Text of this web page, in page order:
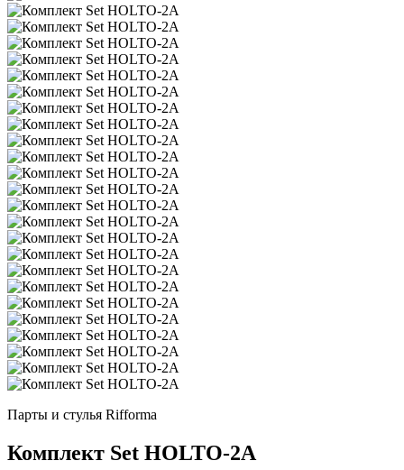
Парты и стулья Rifforma
Комплект Set HOLTO-2А